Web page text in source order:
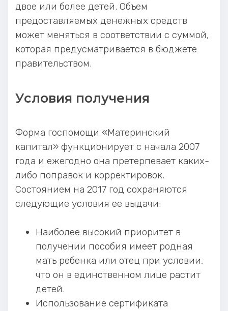
двое или более детей. Объем
предоставляемых денежных средств
может меняться в соответствии с суммой,
которая предусматривается в бюджете
правительством.
Условия получения
Форма госпомощи «Материнский
капитал» функционирует с начала 2007
года и ежегодно она претерпевает каких-
либо поправок и корректировок.
Состоянием на 2017 год сохраняются
следующие условия ее выдачи:
Наиболее высокий приоритет в
получении пособия имеет родная
мать ребенка или отец при условии,
что он в единственном лице растит
детей.
Использование сертификата